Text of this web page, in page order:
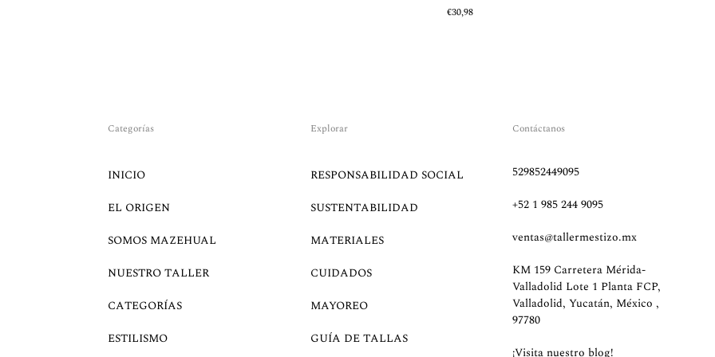
€30,98
Categorías
INICIO
EL ORIGEN
SOMOS MAZEHUAL
NUESTRO TALLER
CATEGORÍAS
ESTILISMO
Explorar
RESPONSABILIDAD SOCIAL
SUSTENTABILIDAD
MATERIALES
CUIDADOS
MAYOREO
GUÍA DE TALLAS
Contáctanos
529852449095
+52 1 985 244 9095
ventas@tallermestizo.mx
KM 159 Carretera Mérida-
Valladolid Lote 1 Planta FCP,
Valladolid, Yucatán, México ,
97780
¡Visita nuestro blog!